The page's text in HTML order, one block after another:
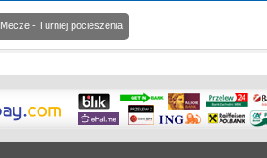
Mecze - Turniej pocieszenia